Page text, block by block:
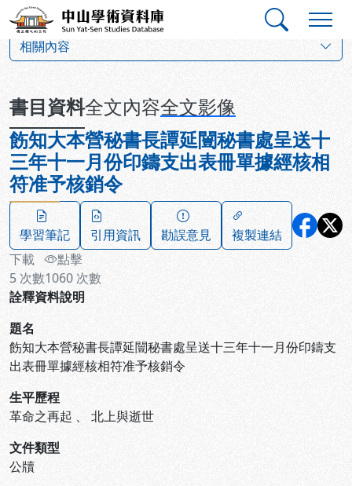
跳到主要內容
中山學術資料庫
相關內容
書目資料全文內容全文影像
飭知大本營秘書長譚延闓秘書處呈送十
三年十一月份印鑄支出表冊單據經核相
符准予核銷令
學習筆記 引用資訊 勘誤意見
複製連結
下載
5 次數
點擊
1060 次數
詮釋資料說明
題名
飭知大本營秘書長譚延闓秘書處呈送十三年十一月份印鑄支
出表冊單據經核相符准予核銷令
生平歷程
革命之再起 、 北上與逝世
文件類型
公牘